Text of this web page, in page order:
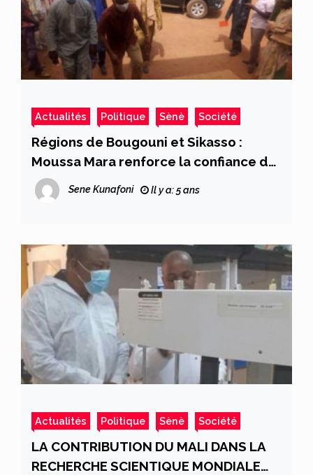
Actualités Politique Sènè Société
Régions de Bougouni et Sikasso :
Moussa Mara renforce la confiance du
peuple
Sene Kunafoni Il y a: 5 ans
Actualités Politique Sènè Société
LA CONTRIBUTION DU MALI DANS LA
RECHERCHE SCIENTIQUE MONDIALE